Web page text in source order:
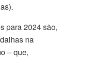
para 2024 são,
na
– que,